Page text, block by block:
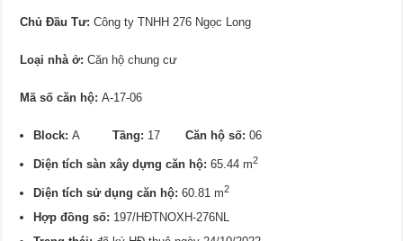
Chủ Đầu Tư: Công ty TNHH 276 Ngọc Long
Loại nhà ở: Căn hộ chung cư
Mã số căn hộ:A-17-06
Block:ATầng: 17Căn hộ số:06
Diện tích sàn xây dựng căn hộ:65.44 m2
Diện tích sử dụng căn hộ: 60.81 m2
Hợp đồng số: 197/HĐTNOXH-276NL